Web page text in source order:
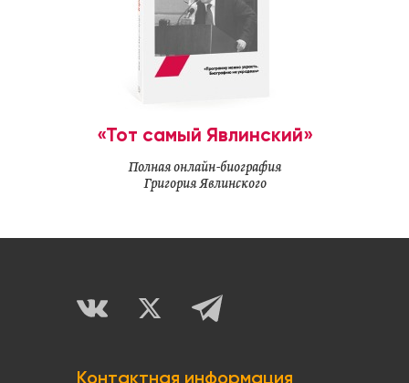
«Тот самый Явлинский»
Полная онлайн-биография
Григория Явлинского
Контактная информация